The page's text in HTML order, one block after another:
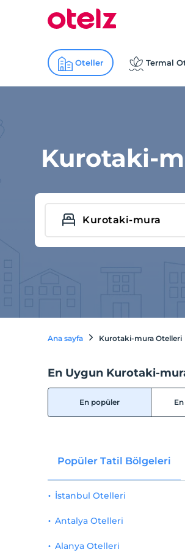
Oteller Termal
Kurotaki-
Ana sayfa Kurotaki-mura Otelleri
En Uygun Kurotaki-
En popüler
Popüler Tatil Bölgeleri
İstanbul Otelleri
Antalya Otelleri
Alanya Otelleri